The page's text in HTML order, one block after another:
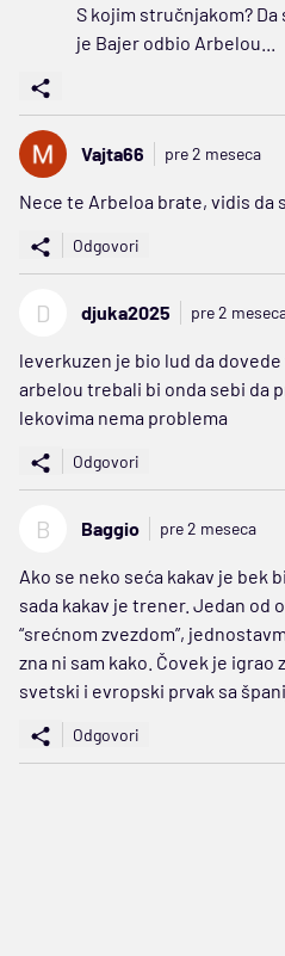
S kojim stručnjakom?
je Bajer odbio Arbelou...
Vajta66 pre 2 meseca
Nece te Arbeloa brate, vidis da
Odgovori
D djuka2025 pre 2
leverkuzen je bio lud da
arbelou trebali bi onda sebi da
lekovima nema problema
Odgovori
B Baggio pre 2 meseca
Ako se neko seća kakav je bek
sada kakav je trener. Jedan od
“srećnom zvezdom”,
zna ni sam kako. Čovek je igrao
svetski i evropski prvak sa
Odgovori